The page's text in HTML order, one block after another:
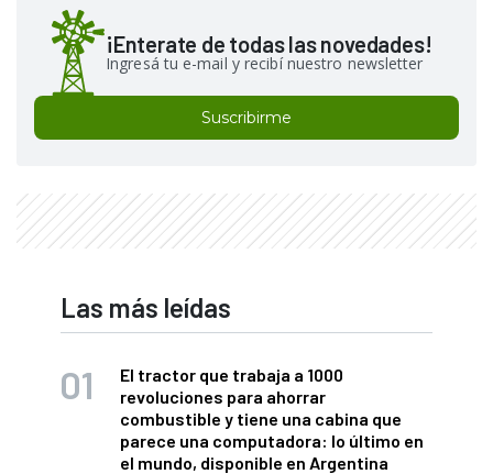
¡Enterate de todas las novedades!
Ingresá tu e-mail y recibí nuestro newsletter
Suscribirme
Las más leídas
El tractor que trabaja a 1000
revoluciones para ahorrar
combustible y tiene una cabina que
parece una computadora: lo último en
el mundo, disponible en Argentina